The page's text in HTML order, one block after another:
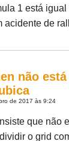
1 está
acidente de
não
de 2017 às 9:24
que não
o grid